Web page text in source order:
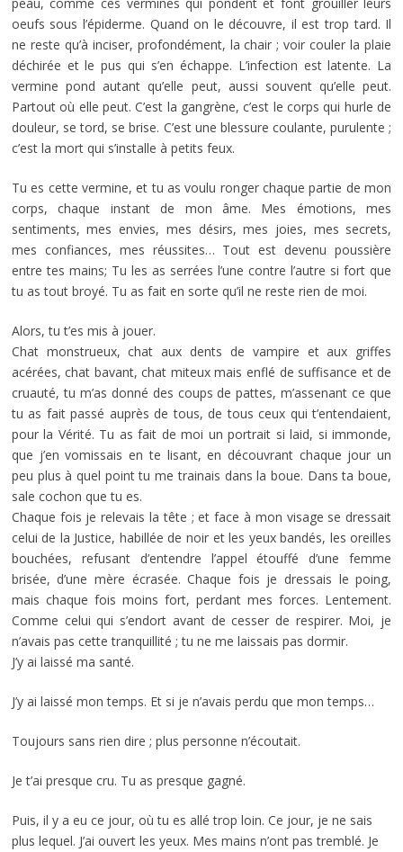
oeufs sous l’épiderme. Quand on le découvre, il est trop tard. Il
ne reste qu’à inciser, profondément, la chair ; voir couler la plaie
déchirée et le pus qui s’en échappe. L’infection est latente. La
vermine pond autant qu’elle peut, aussi souvent qu’elle peut.
Partout où elle peut. C’est la gangrène, c’est le corps qui hurle de
douleur, se tord, se brise. C’est une blessure coulante, purulente ;
c’est la mort qui s’installe à petits feux.
Tu es cette vermine, et tu as voulu ronger chaque partie de mon
corps, chaque instant de mon âme. Mes émotions, mes
sentiments, mes envies, mes désirs, mes joies, mes secrets,
mes confiances, mes réussites… Tout est devenu poussière
entre tes mains; Tu les as serrées l’une contre l’autre si fort que
tu as tout broyé. Tu as fait en sorte qu’il ne reste rien de moi.
Alors, tu t’es mis à jouer.
Chat monstrueux, chat aux dents de vampire et aux griffes
acérées, chat bavant, chat miteux mais enflé de suffisance et de
cruauté, tu m’as donné des coups de pattes, m’assenant ce que
tu as fait passé auprès de tous, de tous ceux qui t’entendaient,
pour la Vérité. Tu as fait de moi un portrait si laid, si immonde,
que j’en vomissais en te lisant, en découvrant chaque jour un
peu plus à quel point tu me trainais dans la boue. Dans ta boue,
sale cochon que tu es.
Chaque fois je relevais la tête ; et face à mon visage se dressait
celui de la Justice, habillée de noir et les yeux bandés, les oreilles
bouchées, refusant d’entendre l’appel étouffé d’une femme
brisée, d’une mère écrasée. Chaque fois je dressais le poing,
mais chaque fois moins fort, perdant mes forces. Lentement.
Comme celui qui s’endort avant de cesser de respirer. Moi, je
n’avais pas cette tranquillité ; tu ne me laissais pas dormir.
J’y ai laissé ma santé.
J’y ai laissé mon temps. Et si je n’avais perdu que mon temps…
Toujours sans rien dire ; plus personne n’écoutait.
Je t’ai presque cru. Tu as presque gagné.
Puis, il y a eu ce jour, où tu es allé trop loin. Ce jour, je ne sais
plus lequel. J’ai ouvert les yeux. Mes mains n’ont pas tremblé. Je